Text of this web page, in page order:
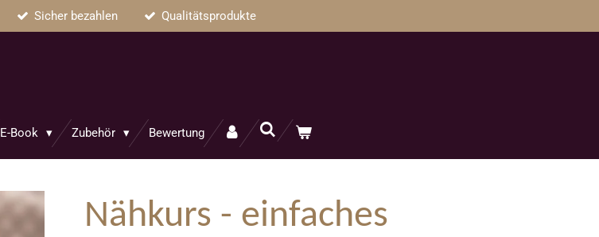
Sicher bezahlen Qualitätsprodukte
E-Book Zubehör Bewertung
Nähkurs - einfaches